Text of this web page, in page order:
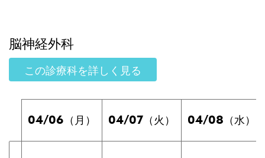
脳神経外科
この診療科を詳しく見る
04/06 （月） 04/07 （火） 04/08 （水）